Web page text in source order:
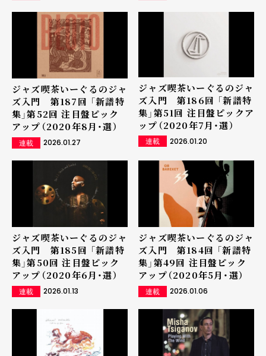
ジャズ喫茶いーぐるのジャ
ズ入門 第187回 「新譜特
集」第52回 注目盤ピック
アップ（2020年8月・選）
連載 2026.01.27
ジャズ喫茶いーぐるのジャ
ズ入門 第186回 「新譜特
集」第51回 注目盤ピックア
ップ（2020年7月・選）
連載 2026.01.20
ジャズ喫茶いーぐるのジャ
ズ入門 第185回 「新譜特
集」第50回 注目盤ピック
アップ（2020年6月・選）
連載 2026.01.13
ジャズ喫茶いーぐるのジャ
ズ入門 第184回 「新譜特
集」第49回 注目盤ピック
アップ（2020年5月・選）
連載 2026.01.06